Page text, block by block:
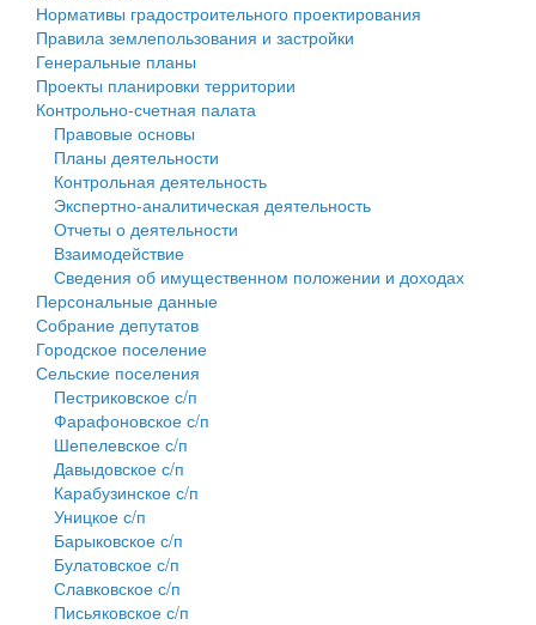
Генеральные планы
Проекты планировки территории
Собрание депутатов
Городское поселение
Сельские поселения
Нормативы градостроительного проектирования
Правила землепользования и застройки
Генеральные планы
Проекты планировки территории
Контрольно-счетная палата
Правовые основы
Планы деятельности
Контрольная деятельность
Экспертно-аналитическая деятельность
Отчеты о деятельности
Взаимодействие
Сведения об имущественном положении и доходах
Персональные данные
Собрание депутатов
Городское поселение
Сельские поселения
Пестриковское с/п
Фарафоновское с/п
Шепелевское с/п
Давыдовское с/п
Карабузинское с/п
Уницкое с/п
Барыковское с/п
Булатовское с/п
Славковское с/п
Письяковское с/п